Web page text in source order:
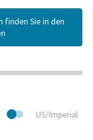
Sie in den
US/Imperial